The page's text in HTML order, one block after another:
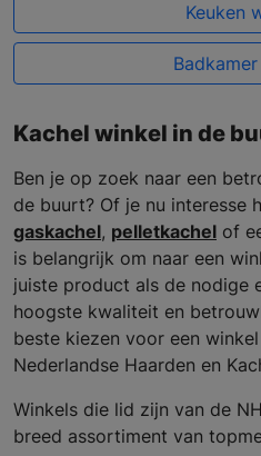
Keuken
Kachel winkel in de
Ben je op zoek naar een
de buurt? Of je nu interesse
gaskachel, pelletkachel of
is belangrijk om naar een
juiste product als de nodige
hoogste kwaliteit en
beste kiezen voor een
Nederlandse Haarden en
Winkels die lid zijn van de
breed assortiment van